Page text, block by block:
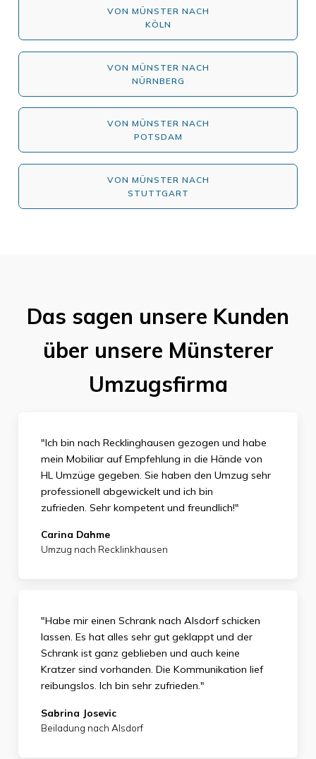
VON MÜNSTER NACH
KÖLN
VON MÜNSTER NACH
NÜRNBERG
VON MÜNSTER NACH
POTSDAM
VON MÜNSTER NACH
STUTTGART
Das sagen unsere Kunden
über unsere Münsterer
Umzugsfirma
"Ich bin nach Recklinghausen gezogen und habe
mein Mobiliar auf Empfehlung in die Hände von
HL Umzüge gegeben. Sie haben den Umzug sehr
professionell abgewickelt und ich bin
zufrieden. Sehr kompetent und freundlich!"
Carina Dahme
Umzug nach Recklinkhausen
"Habe mir einen Schrank nach Alsdorf schicken
lassen. Es hat alles sehr gut geklappt und der
Schrank ist ganz geblieben und auch keine
Kratzer sind vorhanden. Die Kommunikation lief
reibungslos. Ich bin sehr zufrieden."
Sabrina Josevic
Beiladung nach Alsdorf